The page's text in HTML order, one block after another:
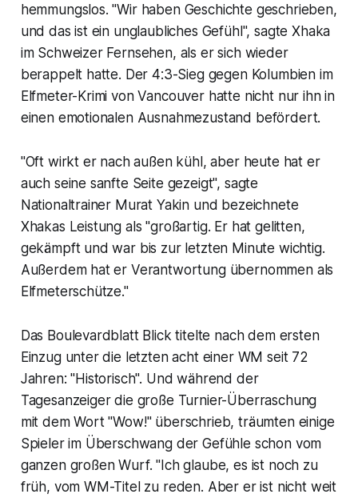
hemmungslos. "Wir haben Geschichte geschrieben,
und das ist ein unglaubliches Gefühl", sagte Xhaka
im Schweizer Fernsehen, als er sich wieder
berappelt hatte. Der 4:3-Sieg gegen Kolumbien im
Elfmeter-Krimi von Vancouver hatte nicht nur ihn in
einen emotionalen Ausnahmezustand befördert.
"Oft wirkt er nach außen kühl, aber heute hat er
auch seine sanfte Seite gezeigt", sagte
Nationaltrainer Murat Yakin und bezeichnete
Xhakas Leistung als "großartig. Er hat gelitten,
gekämpft und war bis zur letzten Minute wichtig.
Außerdem hat er Verantwortung übernommen als
Elfmeterschütze."
Das Boulevardblatt Blick titelte nach dem ersten
Einzug unter die letzten acht einer WM seit 72
Jahren: "Historisch". Und während der
Tagesanzeiger die große Turnier-Überraschung
mit dem Wort "Wow!" überschrieb, träumten einige
Spieler im Überschwang der Gefühle schon vom
ganzen großen Wurf. "Ich glaube, es ist noch zu
früh, vom WM-Titel zu reden. Aber er ist nicht weit